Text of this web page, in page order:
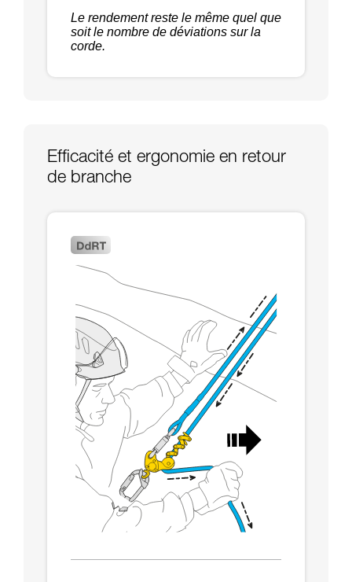
Le rendement reste le même quel que
soit le nombre de déviations sur la
corde.
Efficacité et ergonomie en retour
de branche